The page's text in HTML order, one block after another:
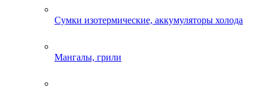
Сумки изотермические, аккумуляторы холода
Мангалы, грили